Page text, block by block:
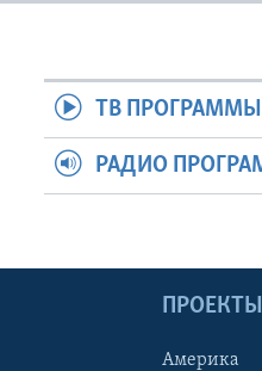
ТВ ПРОГРАММЫ
РАДИО
ПРОЕКТЫ
Америка